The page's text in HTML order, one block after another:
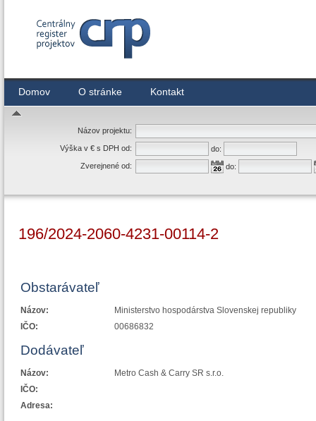
Domov O stránke Kontakt
Názov projektu:
Výška v € s DPH od:
do:
Zverejnené od:
do:
196/2024-2060-4231-00114-2
Obstarávateľ
Názov:
Ministerstvo hospodárstva Slovenskej republiky
IČO:
00686832
Dodávateľ
Názov:
Metro Cash & Carry SR s.r.o.
IČO:
Adresa: